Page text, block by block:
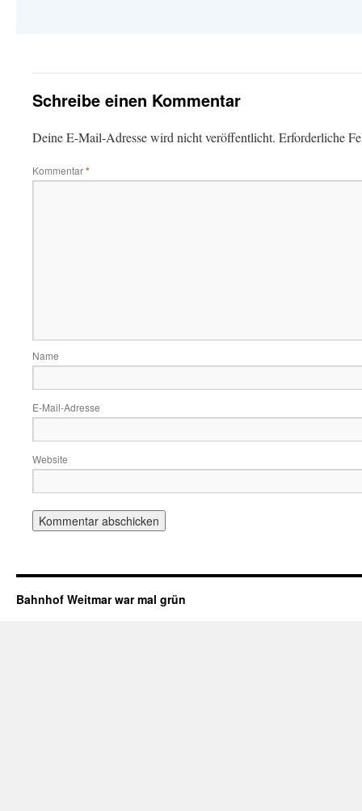
Schreibe einen Kommentar
Deine E-Mail-Adresse wird nicht veröffentlicht. Erforderliche
Kommentar*
Name
E-Mail-Adresse
Website
Bahnhof Weitmar war mal grün